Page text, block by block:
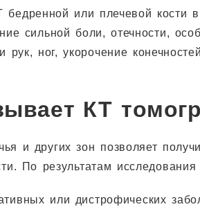
бедренной или плечевой кости
сильной боли, отечности,
рук, ног, укорочение
КТ
и других зон позволяет
По результатам
или дистрофических